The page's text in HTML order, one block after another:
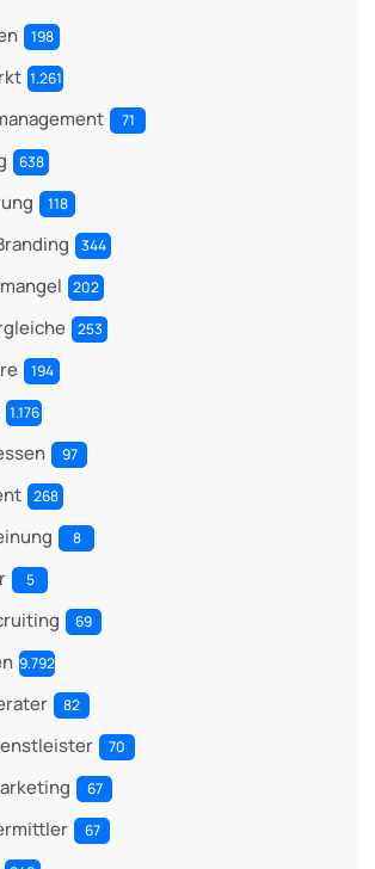
198
1.261
71
638
118
344
202
253
194
1.176
97
268
8
5
69
9.792
82
70
67
67